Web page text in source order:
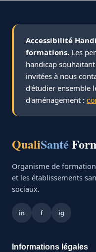
Accessibilité
formations. Les
handicap
invitées à nous
d'étudier ensemble
d'aménagement :
QualiSanté
Organisme de
et les établissements
sociaux.
in f ig
Informations légales